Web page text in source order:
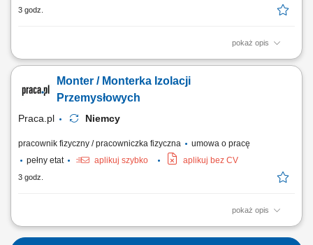
3 godz.
pokaż opis
Opis stanowiska: Obsługa Pacjentów w Punkcie Pobrań; Wykonywanie
Prowadzenie dokumentacji medycznej zgodnie ze standardami Punktu
Pobrań; Obsługa kasy fiskalnej i systemu komputerowego do obsługi
Monter / Monterka Izolacji
Przemysłowych
Praca.pl Niemcy
pracownik fizyczny / pracowniczka fizyczna
umowa o pracę
pełny etat
aplikuj szybko aplikuj bez CV
3 godz.
pokaż opis
Opis stanowiska: Kompleksowy montaż oraz demontaż systemów
izolacji ciepłochronnej i zimnochronnej na obiektach przemysłowych.